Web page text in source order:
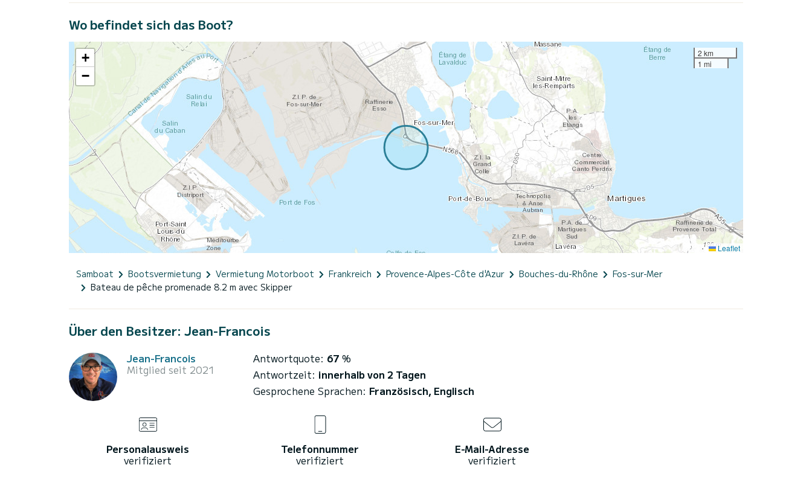
Wo befindet sich das Boot?
+
−
2 km
1 mi
Leaflet
Samboat Bootsvermietung Vermietung Motorboot Frankreich Provence-Alpes-Côte d'Azur Bouches-du-Rhône
Fos-sur-Mer
Bateau de pêche promenade 8.2 m avec Skipper
Über den Besitzer: Jean-Francois
Jean-Francois
Mitglied seit 2021
Antwortquote: 67 %
Antwortzeit: innerhalb von 2 Tagen
Gesprochene Sprachen: Französisch, Englisch
Personalausweis
verifiziert
Telefonnummer
verifiziert
E-Mail-Adresse
verifiziert